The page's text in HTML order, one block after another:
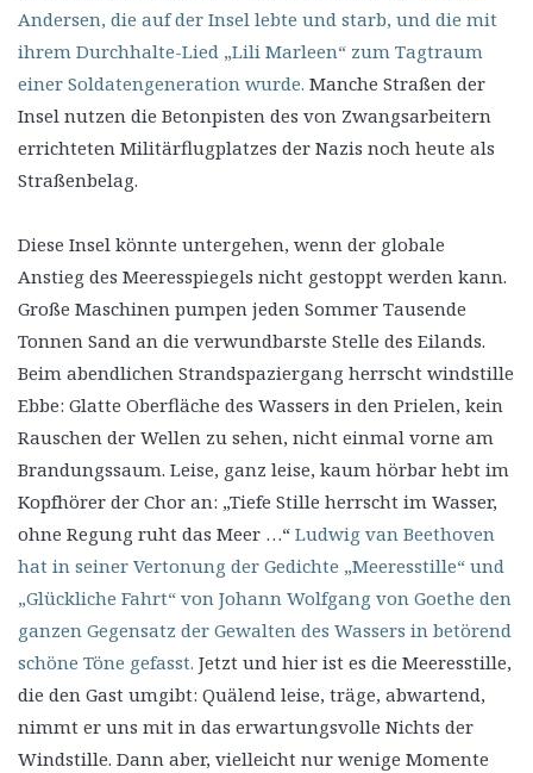
Andersen, die auf der Insel lebte und starb, und die mit
ihrem Durchhalte-Lied „Lili Marleen“ zum Tagtraum
einer Soldatengeneration wurde. Manche Straßen der
Insel nutzen die Betonpisten des von Zwangsarbeitern
errichteten Militärflugplatzes der Nazis noch heute als
Straßenbelag.
Diese Insel könnte untergehen, wenn der globale
Anstieg des Meeresspiegels nicht gestoppt werden kann.
Große Maschinen pumpen jeden Sommer Tausende
Tonnen Sand an die verwundbarste Stelle des Eilands.
Beim abendlichen Strandspaziergang herrscht windstille
Ebbe: Glatte Oberfläche des Wassers in den Prielen, kein
Rauschen der Wellen zu sehen, nicht einmal vorne am
Brandungssaum. Leise, ganz leise, kaum hörbar hebt im
Kopfhörer der Chor an: „Tiefe Stille herrscht im Wasser,
ohne Regung ruht das Meer …“ Ludwig van Beethoven
hat in seiner Vertonung der Gedichte „Meeresstille“ und
„Glückliche Fahrt“ von Johann Wolfgang von Goethe den
ganzen Gegensatz der Gewalten des Wassers in betörend
schöne Töne gefasst. Jetzt und hier ist es die Meeresstille,
die den Gast umgibt: Quälend leise, träge, abwartend,
nimmt er uns mit in das erwartungsvolle Nichts der
Windstille. Dann aber, vielleicht nur wenige Momente